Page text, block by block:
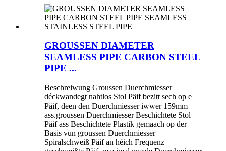
GROUSSEN DIAMETER
SEAMLESS PIPE CARBON STEEL
PIPE ...
Beschreiwung Groussen Duerchmiesser
déckwandegt nahtlos Stol Päif bezitt sech op e
Päif, deen den Duerchmiesser iwwer 159mm
ass.groussen Duerchmiesser Beschichtete Stol
Päif ass Beschichtete Plastik gemaach op der
Basis vun groussen Duerchmiesser
Spiralschweiß Päif an héich Frequenz